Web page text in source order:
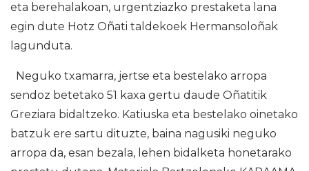
eta berehalakoan, urgentziazko prestaketa lana
egin dute Hotz Oñati taldekoek Hermansoloñak
lagunduta.
Neguko txamarra, jertse eta bestelako arropa
sendoz betetako 51 kaxa gertu daude Oñatitik
Greziara bidaltzeko. Katiuska eta bestelako oinetako
batzuk ere sartu dituzte, baina nagusiki neguko
arropa da, esan bezala, lehen bidalketa honetarako